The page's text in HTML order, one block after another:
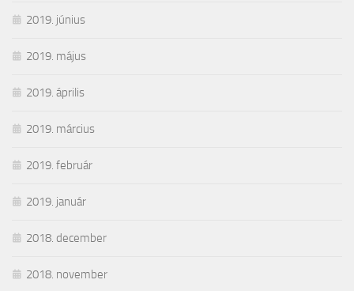
2019. június
2019. május
2019. április
2019. március
2019. február
2019. január
2018. december
2018. november